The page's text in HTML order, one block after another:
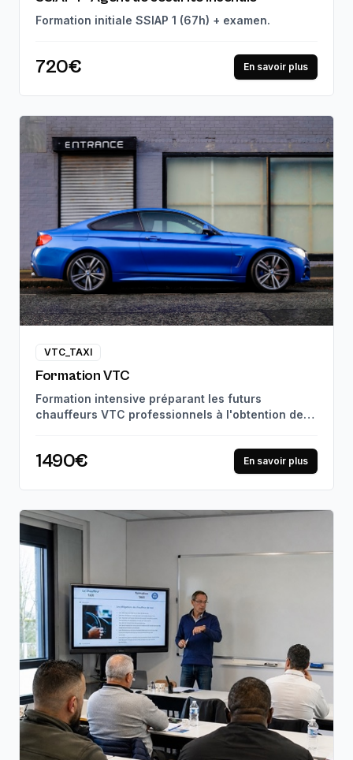
Formation initiale SSIAP 1 (67h) + examen.
720€ En savoir plus
VTC_TAXI
Formation VTC
Formation intensive préparant les futurs
chauffeurs VTC professionnels à l'obtention de
et mises en situation réelles, jusqu'à la
certification professionnelle. 97% de réussite à
1490€ En savoir plus